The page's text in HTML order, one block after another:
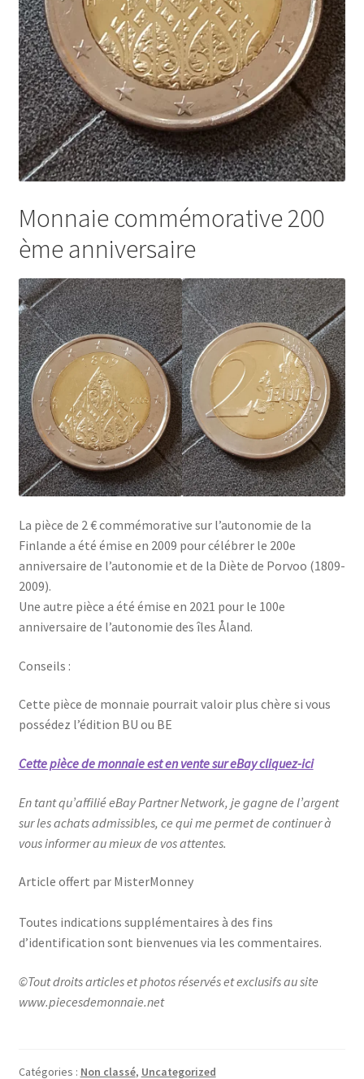
Monnaie commémorative 200
ème anniversaire
La pièce de 2 € commémorative sur l’autonomie de la
Finlande a été émise en 2009 pour célébrer le 200e
anniversaire de l’autonomie et de la Diète de Porvoo (1809-
2009).
Une autre pièce a été émise en 2021 pour le 100e
anniversaire de l’autonomie des îles Åland.
Conseils :
Cette pièce de monnaie pourrait valoir plus chère si vous
possédez l’édition BU ou BE
Cette pièce de monnaie est en vente sur eBay cliquez-ici
En tant qu’affilié eBay Partner Network, je gagne de l’argent
sur les achats admissibles, ce qui me permet de continuer à
vous informer au mieux de vos attentes.
Article offert par MisterMonney
Toutes indications supplémentaires à des fins
d’identification sont bienvenues via les commentaires.
©Tout droits articles et photos réservés et exclusifs au site
www.piecesdemonnaie.net
Catégories : Non classé, Uncategorized